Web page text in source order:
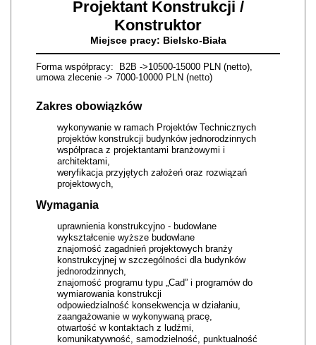
Projektant Konstrukcji /
Konstruktor
Miejsce pracy: Bielsko-Biała
Forma współpracy: B2B ->10500-15000 PLN (netto),
umowa zlecenie -> 7000-10000 PLN (netto)
Zakres obowiązków
wykonywanie w ramach Projektów Technicznych
projektów konstrukcji budynków jednorodzinnych
współpraca z projektantami branżowymi i
architektami,
weryfikacja przyjętych założeń oraz rozwiązań
projektowych,
Wymagania
uprawnienia konstrukcyjno - budowlane
wykształcenie wyższe budowlane
znajomość zagadnień projektowych branży
konstrukcyjnej w szczególności dla budynków
jednorodzinnych,
znajomość programu typu „Cad” i programów do
wymiarowania konstrukcji
odpowiedzialność konsekwencja w działaniu,
zaangażowanie w wykonywaną pracę,
otwartość w kontaktach z ludźmi,
komunikatywność, samodzielność, punktualność